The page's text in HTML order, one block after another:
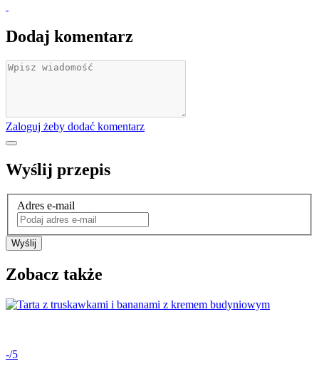
Dodaj komentarz
Zaloguj żeby dodać komentarz
Wyślij przepis
Adres e-mail
Wyślij
Zobacz także
-/5